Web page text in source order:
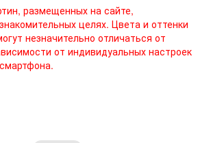
размещенных на сайте,
целях. Цвета и оттенки
незначительно отличаться от
от индивидуальных настроек